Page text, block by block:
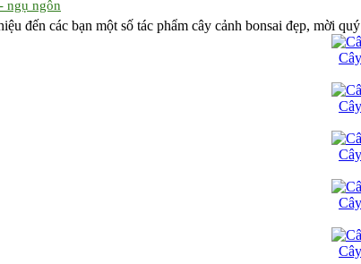
ngụ ngôn
đến các bạn một số tác phẩm cây cảnh bonsai đẹp, mời